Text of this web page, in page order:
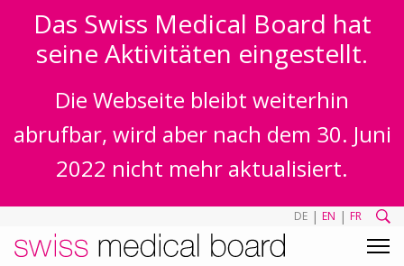
Das Swiss Medical Board hat
seine Aktivitäten eingestellt.
Die Webseite bleibt weiterhin
abrufbar, wird aber nach dem 30. Juni
2022 nicht mehr aktualisiert.
DE | EN | FR